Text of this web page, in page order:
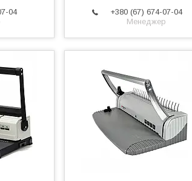
04
+380 (67) 674-07-04
Менеджер